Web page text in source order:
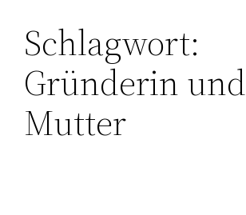
Zum
Inhalt
springen
Schlagwort:
Gründerin und
Mutter